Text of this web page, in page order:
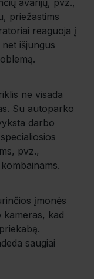
avarijų, pvz.,
priežastims
reaguoja į
išjungus
ne visada
Su autoparko
darbo
pvz.,
įmonės
kameras, kad
saugiai